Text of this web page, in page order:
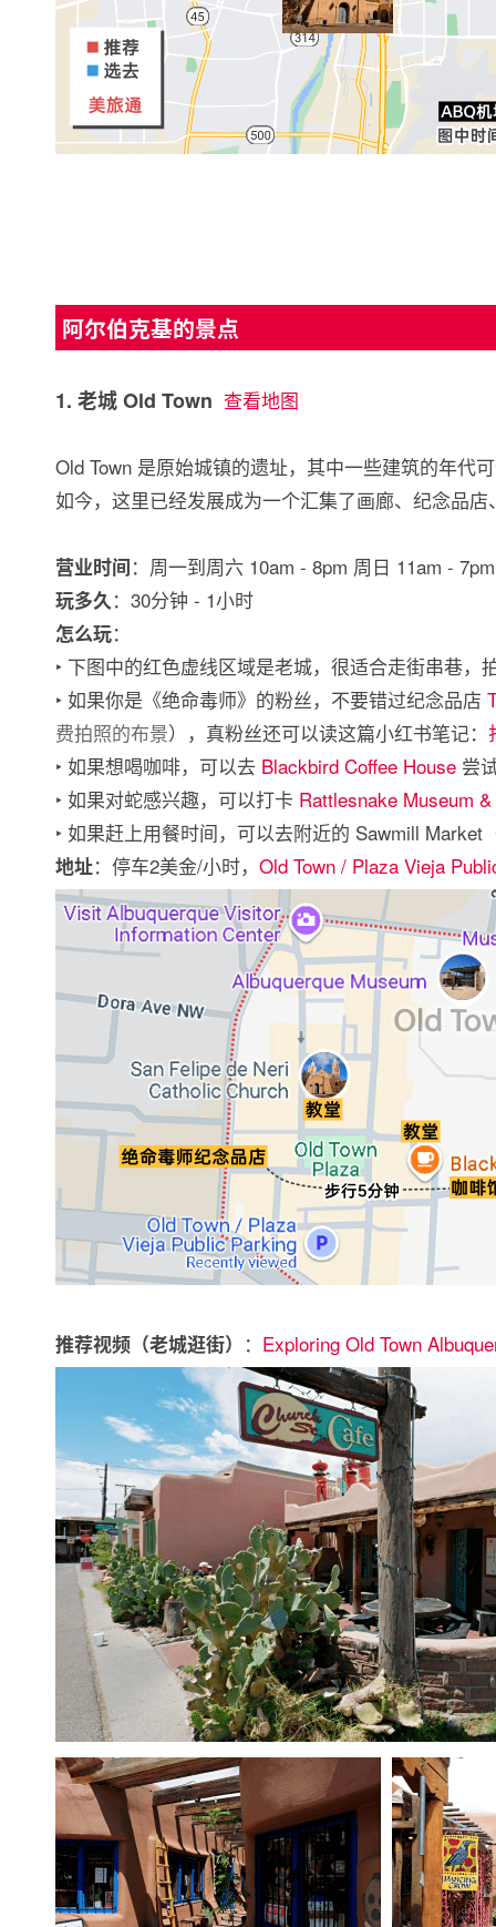
阿尔伯克基的景点
1. 老城 Old Town 查看地图
Old Town 是原始城镇的遗址，其中一些建筑的年代
如今，这里已经发展成为一个汇集了画廊、纪念品
营业时间：周一到周六 10am - 8pm 周日 11am - 7pm
玩多久：30分钟 - 1小时
怎么玩：
‣ 下图中的红色虚线区域是老城，很适合走街串巷，
‣ 如果你是《绝命毒师》的粉丝，不要错过纪念品店
费拍照的布景），真粉丝还可以读这篇小红书笔记：
‣ 如果想喝咖啡，可以去 Blackbird Coffee House 尝
‣ 如果对蛇感兴趣，可以打卡 Rattlesnake Museum
‣ 如果赶上用餐时间，可以去附近的 Sawmill Market
地址：停车2美金/小时， Old Town / Plaza Vieja
推荐视频（老城逛街） ： Exploring Old Town